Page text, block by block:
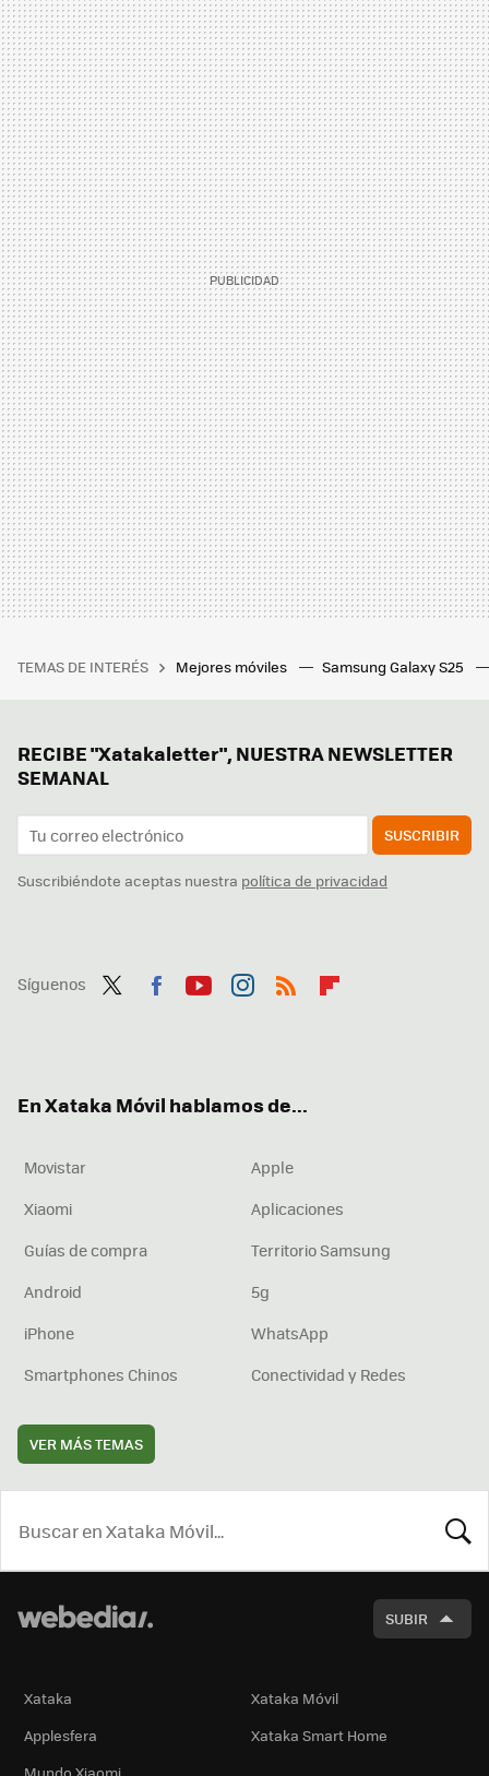
TEMAS DE INTERÉS Mejores móviles Samsung Galaxy S25
RECIBE "Xatakaletter", NUESTRA NEWSLETTER
SEMANAL
SUSCRIBIR
Suscribiéndote aceptas nuestra política de privacidad
Síguenos
En Xataka Móvil hablamos de...
Movistar
Apple
Xiaomi
Aplicaciones
Guías de compra
Territorio Samsung
Android
5g
iPhone
WhatsApp
Smartphones Chinos
Conectividad y Redes
VER MÁS TEMAS
SUBIR
Xataka
Xataka Móvil
Applesfera
Xataka Smart Home